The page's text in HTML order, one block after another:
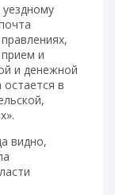
и
и денежной
в
видно,